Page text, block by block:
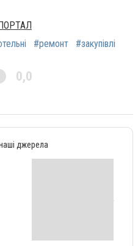
#ремонт #закупівлі
0,0
джерела